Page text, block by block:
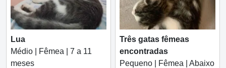
Lua
Médio | Fêmea | 7 a 11
meses
Três gatas fêmeas
encontradas
Pequeno | Fêmea | Abaixo